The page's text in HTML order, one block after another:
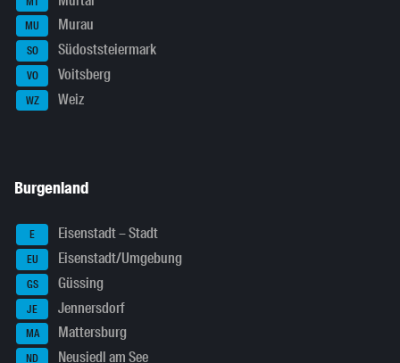
MU Murau
SO Südoststeiermark
VO Voitsberg
WZ Weiz
Burgenland
E Eisenstadt – Stadt
EU Eisenstadt/Umgebung
GS Güssing
JE Jennersdorf
MA Mattersburg
ND Neusiedl am See